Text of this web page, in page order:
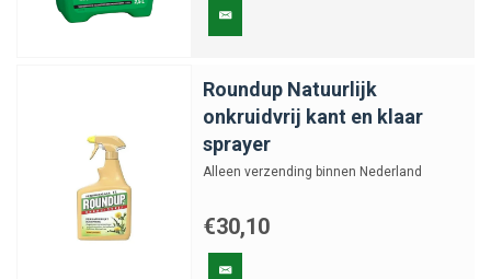
Roundup Natuurlijk
onkruidvrij kant en klaar
sprayer
Alleen verzending binnen Nederland
€30,10